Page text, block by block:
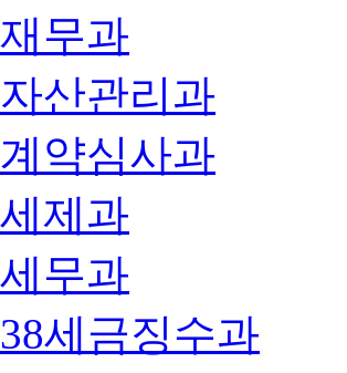
재무과
자산관리과
계약심사과
세제과
세무과
38세금징수과